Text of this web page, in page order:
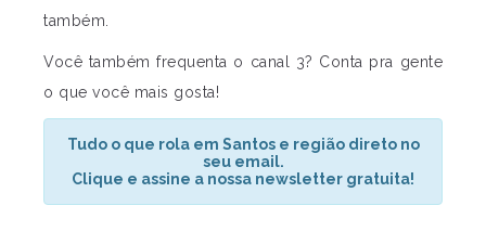
também.
Você também frequenta o canal 3? Conta pra gente
o que você mais gosta!
Tudo o que rola em Santos e região direto no
seu email.
Clique e assine a nossa newsletter gratuita!